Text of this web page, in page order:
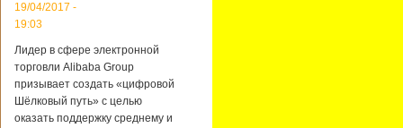
19/04/2017 -
19:03
Лидер в сфере электронной
торговли Alibaba Group
призывает создать «цифровой
Шёлковый путь» с целью
оказать поддержку среднему и